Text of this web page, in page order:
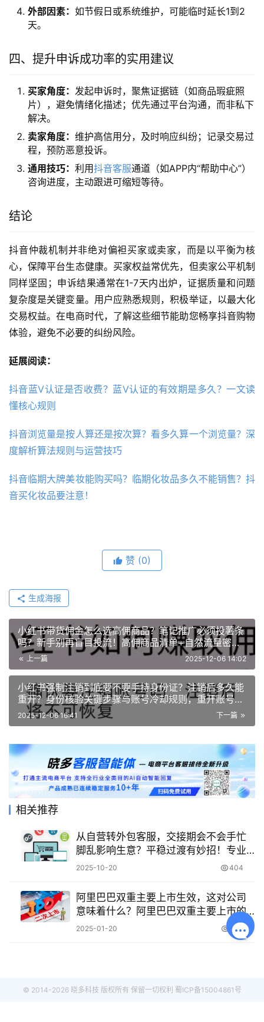
外部因素： 如节假日或系统维护，可能临时延长1到2
天。
四、提升申诉成功率的实用建议
买家角度： 发起申诉时，聚焦证据链（如商品瑕疵照
片），避免情绪化描述；优先通过平台沟通，而非私下
解决。
卖家角度： 维护高信用分，及时响应纠纷；记录交易过
程，预防恶意投诉。
通用技巧： 利用抖音客服通道（如APP内“帮助中心”）
咨询进度，主动跟进可缩短等待。
结论
抖音仲裁机制并非绝对偏袒买家或卖家，而是以平衡为核
心，保障平台生态健康。买家权益常优先，但卖家公平机制
同样坚固；申诉结果通常在1-7天内出炉，证据质量和问题
复杂度是关键变量。用户应熟悉规则，积极举证，以最大化
交易权益。在电商时代，了解这些细节能助您畅享抖音购物
体验，避免不必要的纠纷风险。
延展阅读：
抖音蓝V认证是否收费？蓝V认证的有效期是多久？一文读
懂核心规则
抖音浏览量是按人算还是按次算？看多久算一个浏览量？深
度解析算法规则与运营技巧
抖音临期大牌美妆能购买吗？临期化妆品多久不能销售？抖
音买化妆品要注意！
赞 (0)
生成海报
小红书带货佣金怎么选高佣商品？笔记推广必须投薯条
吗？新手别再盲目投流！高佣商品清单+自然流量密
码，不投薯条照样实现佣金翻倍！
上一篇 2025-12-06 14:02
小红书强制注销到底要不要手持身份证？注销后多久能
重开？身份核验关键步骤与账号冷却规则，重开账号关
键节点一览！
下一篇
2025-12-06 16:41
相关推荐
从自营转外包客服，交接期会不会手忙
脚乱影响生意？平稳过渡有妙招！专业
外包让客服交接无缝衔接
2025-10-20 404
阿里巴巴双重主要上市生效，这对公司
意味着什么？阿里巴巴双重主要上市的
历程回顾是怎样的？
2025-01-20 1.2K
© 2014-2026 晓多科技 版权所有 保留一切权利 蜀ICP备15004861号